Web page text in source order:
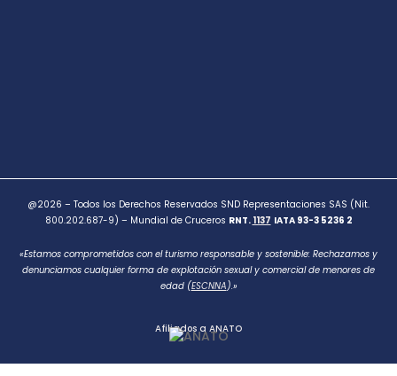
@2026 – Todos los Derechos Reservados SND Representaciones SAS (Nit.
800.202.687-9) – Mundial de Cruceros RNT. 1137 IATA 93-3 5236 2
«Estamos comprometidos con el turismo responsable y sostenible: Rechazamos y
denunciamos cualquier forma de explotación sexual y comercial de menores de
edad (ESCNNA).»
Afiliados a ANATO